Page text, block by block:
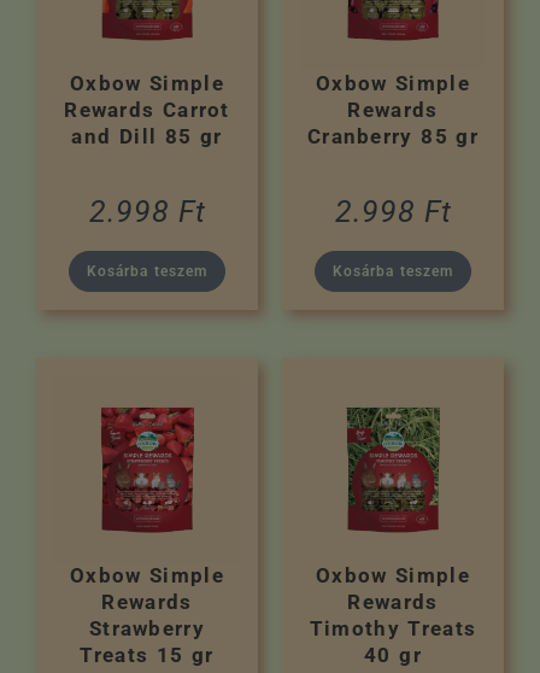
Oxbow Simple
Rewards Carrot
and Dill 85 gr
2.998 Ft
Kosárba teszem
Oxbow Simple
Rewards
Cranberry 85 gr
2.998 Ft
Kosárba teszem
Oxbow Simple
Rewards
Strawberry
Treats 15 gr
Oxbow Simple
Rewards
Timothy Treats
40 gr